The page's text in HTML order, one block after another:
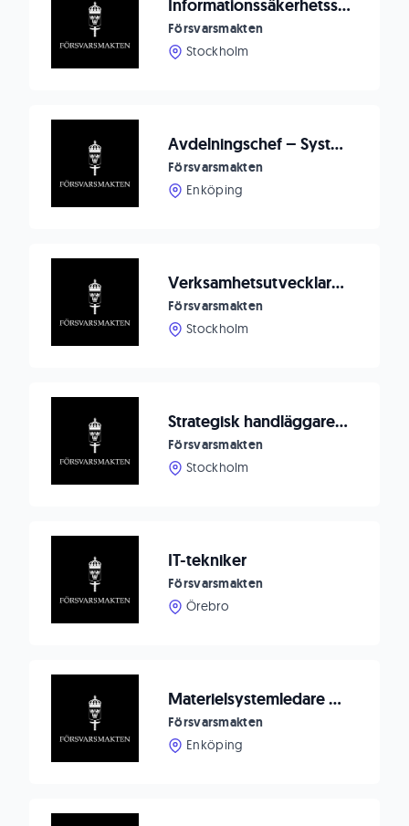
Informationssäkerhetsspecialist vid Must
Försvarsmakten
Stockholm
Avdelningschef – Systemförvaltningsenheten, FMTIS
Försvarsmakten
Enköping
Verksamhetsutvecklare inom digitalisering och Natointegration till FST CYBER
Försvarsmakten
Stockholm
Strategisk handläggare för Nationella frågor
Försvarsmakten
Stockholm
IT-tekniker
Försvarsmakten
Örebro
Materielsystemledare med inriktning IT-informationssäkerhet
Försvarsmakten
Enköping